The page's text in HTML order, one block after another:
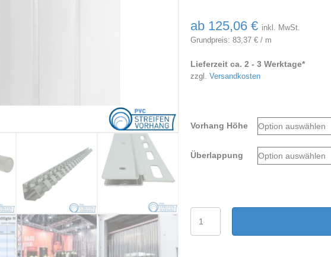
ab 125,06 € inkl. MwSt.
Grundpreis: 83,37 € / m
Lieferzeit ca. 2 - 3 Werktage*
zzgl. Versandkosten
Vorhang Höhe
Überlappung
Streifenvorhang
Transparent